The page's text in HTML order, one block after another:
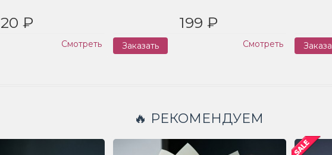
20 ₽
Смотреть
199 ₽
Заказать Смотреть
🔥 РЕКОМЕНДУЕМ